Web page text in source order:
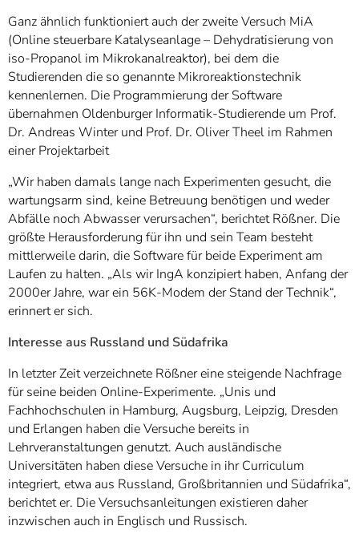
Ganz ähnlich funktioniert auch der zweite Versuch MiA
(Online steuerbare Katalyseanlage – Dehydratisierung von
iso-Propanol im Mikrokanalreaktor), bei dem die
Studierenden die so genannte Mikroreaktionstechnik
kennenlernen. Die Programmierung der Software
übernahmen Oldenburger Informatik-Studierende um Prof.
Dr. Andreas Winter und Prof. Dr. Oliver Theel im Rahmen
einer Projektarbeit
„Wir haben damals lange nach Experimenten gesucht, die
wartungsarm sind, keine Betreuung benötigen und weder
Abfälle noch Abwasser verursachen“, berichtet Rößner. Die
größte Herausforderung für ihn und sein Team besteht
mittlerweile darin, die Software für beide Experiment am
Laufen zu halten. „Als wir IngA konzipiert haben, Anfang der
2000er Jahre, war ein 56K-Modem der Stand der Technik“,
erinnert er sich.
Interesse aus Russland und Südafrika
In letzter Zeit verzeichnete Rößner eine steigende Nachfrage
für seine beiden Online-Experimente. „Unis und
Fachhochschulen in Hamburg, Augsburg, Leipzig, Dresden
und Erlangen haben die Versuche bereits in
Lehrveranstaltungen genutzt. Auch ausländische
Universitäten haben diese Versuche in ihr Curriculum
integriert, etwa aus Russland, Großbritannien und Südafrika“,
berichtet er. Die Versuchsanleitungen existieren daher
inzwischen auch in Englisch und Russisch.